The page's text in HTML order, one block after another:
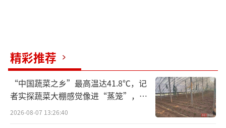
闷热。
北方高温多以干热型为主，新疆等地天气
酷热暴晒，提醒大家尽量减少在高温时段外
出，注意防暑、防晒。南方多地体感闷热，容
精彩推荐
“中国蔬菜之乡”最高温达41.8℃，记
者实探蔬菜大棚感觉像进“蒸笼”，有
村民称只能凌晨两点起来干活
2026-08-07 13:26:40